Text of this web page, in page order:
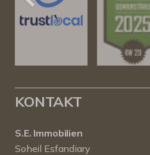
KONTAKT
S.E. Immobilien
Soheil Esfandiary